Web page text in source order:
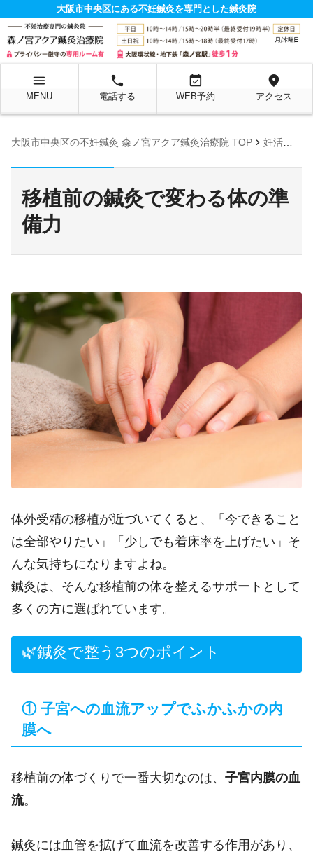
大阪市中央区にある不妊鍼灸を専門とした鍼灸院
menu
MENU
local_phone
電話する
event_available
WEB予約
location_on
アクセス
大阪市中央区の不妊鍼灸 森ノ宮アクア鍼灸治療院 TOP chevron_right 妊活お役立ち情報ページ
移植前の鍼灸で変わる体の準
備力
体外受精の移植が近づいてくると、「今できること
は全部やりたい」「少しでも着床率を上げたい」そ
んな気持ちになりますよね。
鍼灸は、 そんな移植前の体を整えるサポートとして
多くの方に選ばれています。
🌿鍼灸で整う3つのポイント
① 子宮への血流アップでふかふかの内
膜へ
移植前の体づくりで一番大切なのは、 子宮内膜の血
流。
鍼灸には血管を拡げて血流を改善する作用があり、